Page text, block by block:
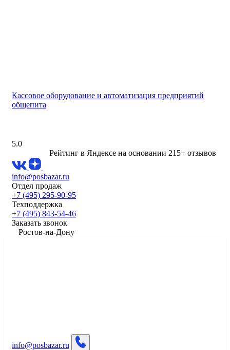
Кассовое оборудование и автоматизация предприятий
общепита
5.0
Рейтинг в Яндексе на основании 215+ отзывов
info@posbazar.ru
Отдел продаж
+7 (495) 295-90-95
Техподдержка
+7 (495) 843-54-46
Заказать звонок
​Ростов-на-Дону
info@posbazar.ru